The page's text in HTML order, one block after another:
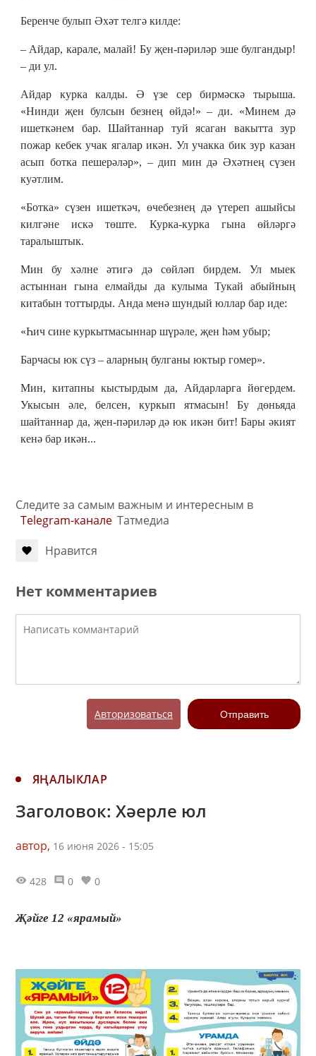
Беренче булып Әхәт телгә килде:
– Айдар, карале, малай! Бу җен-пәриләр эше булгандыр!
– ди ул.
Айдар курка калды. Ә үзе сер бирмәскә тырыша.
«Нинди җен булсын безнең өйдә!» – ди. «Минем дә
ишеткәнем бар. Шайтаннар туй ясаган вакытта зур
пожар кебек учак ягалар икән. Ул учакка бик зур казан
асып ботка пешерәләр», – дип мин дә Әхәтнең сүзен
куәтлим.
«Ботка» сүзен ишеткәч, өчебезнең дә үтереп ашыйсы
килгәне искә төште. Курка-курка гына өйләргә
таралыштык.
Мин бу хәлне әтигә дә сөйләп бирдем. Ул мыек
астыннан гына елмайды да кулыма Тукай абыйның
китабын тоттырды. Анда менә шундый юллар бар иде:
«Һич сине куркытмасыннар шүрәле, җен һәм убыр;
Барчасы юк сүз – аларның булганы юктыр гомер».
Мин, китапны кыстырдым да, Айдарларга йөгердем.
Укысын әле, белсен, куркып ятмасын! Бу дөньяда
шайтаннар да, җен-пәриләр дә юк икән бит! Бары әкият
кенә бар икән...
Следите за самым важным и интересным в
Telegram-канале Татмедиа
Нравится
Нет комментариев
Авторизоваться Отправить
ЯҢАЛЫКЛАР
Заголовок: Хәерле юл
автор, 16 июня 2026 - 15:05
428 0 0
Җәйге 12 «ярамый»